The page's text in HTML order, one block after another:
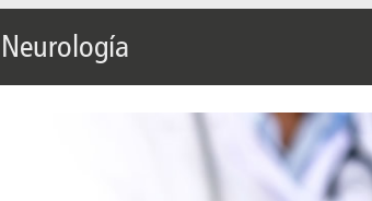
Neurología